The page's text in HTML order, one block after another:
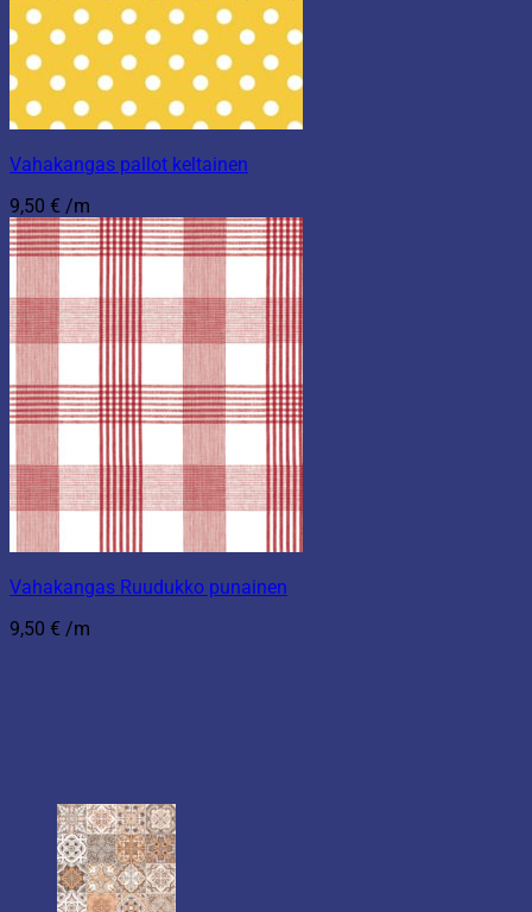
Vahakangas pallot keltainen
9,50 € /m
Vahakangas Ruudukko punainen
9,50 € /m